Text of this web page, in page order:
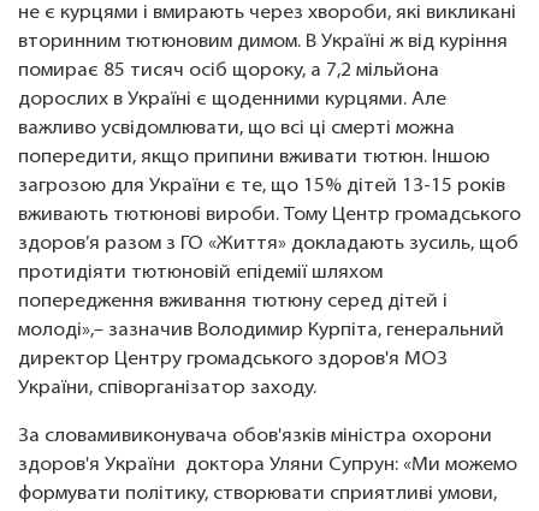
не є курцями і вмирають через хвороби, які викликані
вторинним тютюновим димом. В Україні ж від куріння
помирає 85 тисяч осіб щороку, а 7,2 мільйона
дорослих в Україні є щоденними курцями. Але
важливо усвідомлювати, що всі ці смерті можна
попередити, якщо припини вживати тютюн. Іншою
загрозою для України є те, що 15% дітей 13-15 років
вживають тютюнові вироби. Тому Центр громадського
здоров’я разом з ГО «Життя» докладають зусиль, щоб
протидіяти тютюновій епідемії шляхом
попередження вживання тютюну серед дітей і
молоді»,– зазначив Володимир Курпіта, генеральний
директор Центру громадського здоров'я МОЗ
України, співорганізатор заходу.
За словамивиконувача обов'язків міністра охорони
здоров'я України доктора Уляни Супрун: «Ми можемо
формувати політику, створювати сприятливі умови,